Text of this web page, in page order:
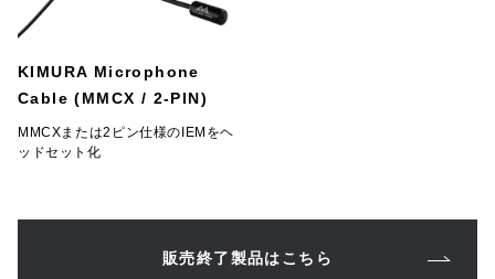
KIMURA Microphone
Cable (MMCX / 2-PIN)
MMCXまたは2ピン仕様のIEMをヘ
ッドセット化
販売終了製品はこちら